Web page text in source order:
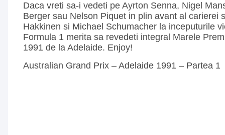
Daca vreti sa-i vedeti pe Ayrton Senna, Nigel
Berger sau Nelson Piquet in plin avant al carierei
Hakkinen si Michael Schumacher la inceputurile
Formula 1 merita sa revedeti integral Marele
1991 de la Adelaide. Enjoy!
Australian Grand Prix – Adelaide 1991 – Partea 1